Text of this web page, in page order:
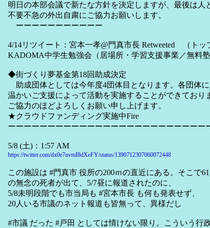
明日の本部会議で新たな方針を決定しますが、最後は人
不要不急の外出自粛にご協力お願いします。
ーーーーーーーーーーー
4/14リツイート：宮本一孝@門真市長 Retweeted （トッ
KADOMA中学生勉強会（居場所・学習支援事業／無料塾
◆街づくり夢基金第18回助成決定
助成団体としては今年度4団体目となります。各団体
温かいご支援によって活動を実施することができており
ご協力のほどよろしくお願い申し上げます。
★クラウドファンディング実施中Fire
ーーーーーーーーーーーーーーーーーーーーーーーーー
5/8 (土)：1:57 AM
https://twitter.com/dx0e7uvmI8dXeFY/status/1390712307060072448
この施設は #門真市 役所の200ｍの直近にある。そこで
の無念の死者が出て、5/7昼に報道されたのに、
5/8未明段階でも市当局も #宮本市長 も何も発表せず、
20人いる市議のネット報道も皆無って、異様だし
#市議 だった #戸田 としては情けない限り。こういう行